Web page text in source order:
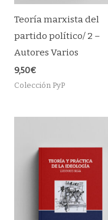
Teoría marxista del
partido político/ 2 –
Autores Varios
9,50€
Colección PyP